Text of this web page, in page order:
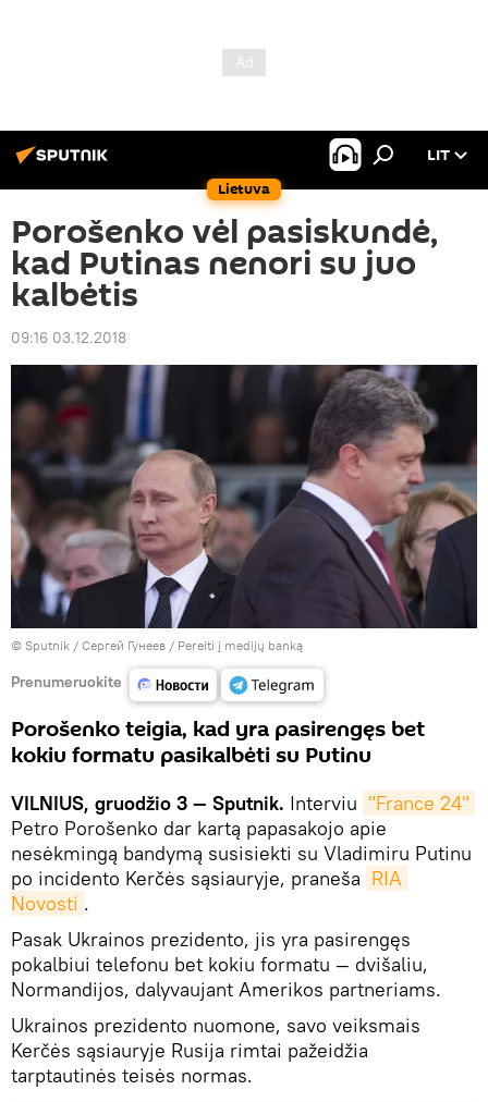
Lietuva
LIT
Porošenko vėl pasiskundė,
kad Putinas nenori su juo
kalbėtis
09:16 03.12.2018
© Sputnik / Сергей Гунеев / Pereiti į medijų banką
Prenumeruokite
Porošenko teigia, kad yra pasirengęs bet
kokiu formatu pasikalbėti su Putinu
VILNIUS, gruodžio 3 — Sputnik. Interviu "France 24"
Petro Porošenko dar kartą papasakojo apie
nesėkmingą bandymą susisiekti su Vladimiru Putinu
po incidento Kerčės sąsiauryje, praneša RIA
Novosti .
Pasak Ukrainos prezidento, jis yra pasirengęs
pokalbiui telefonu bet kokiu formatu — dvišaliu,
Normandijos, dalyvaujant Amerikos partneriams.
Ukrainos prezidento nuomone, savo veiksmais
Kerčės sąsiauryje Rusija rimtai pažeidžia
tarptautinės teisės normas.